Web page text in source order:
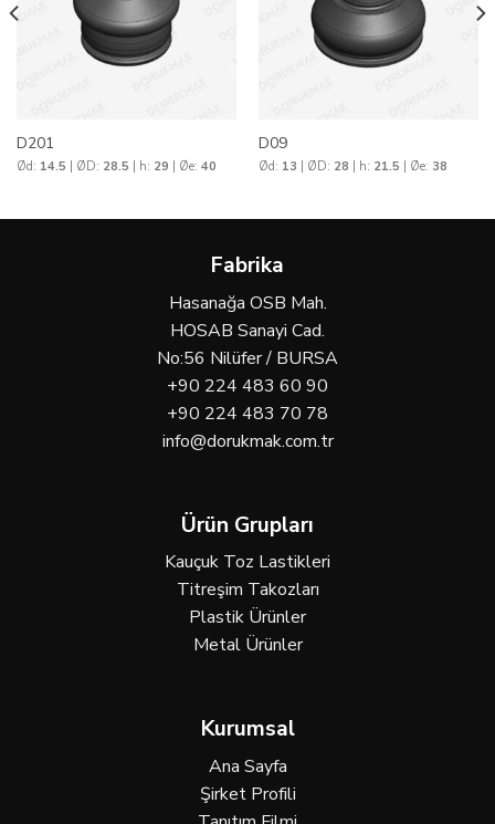
D201
Ød: 14.5 | ØD: 28.5 | h: 29 | Øe: 40
D09
Ød: 13 | ØD: 28 | h: 21.5 | Øe: 38
Fabrika
Hasanağa OSB Mah.
HOSAB Sanayi Cad.
No:56 Nilüfer / BURSA
+90 224 483 60 90
+90 224 483 70 78
info@dorukmak.com.tr
Ürün Grupları
Kauçuk Toz Lastikleri
Titreşim Takozları
Plastik Ürünler
Metal Ürünler
Kurumsal
Ana Sayfa
Şirket Profili